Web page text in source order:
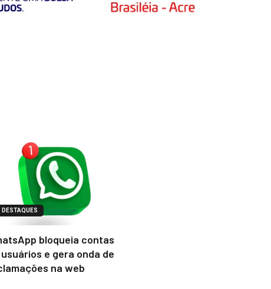
DESTAQUES
bloqueia contas
e gera onda de
na web